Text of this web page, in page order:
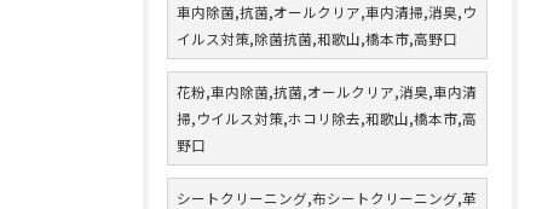
車内除菌,抗菌,オールクリア,車内清掃,消臭,ウ
イルス対策,除菌抗菌,和歌山,橋本市,高野口
花粉,車内除菌,抗菌,オールクリア,消臭,車内清
掃,ウイルス対策,ホコリ除去,和歌山,橋本市,高
野口
シートクリーニング,布シートクリーニング,革